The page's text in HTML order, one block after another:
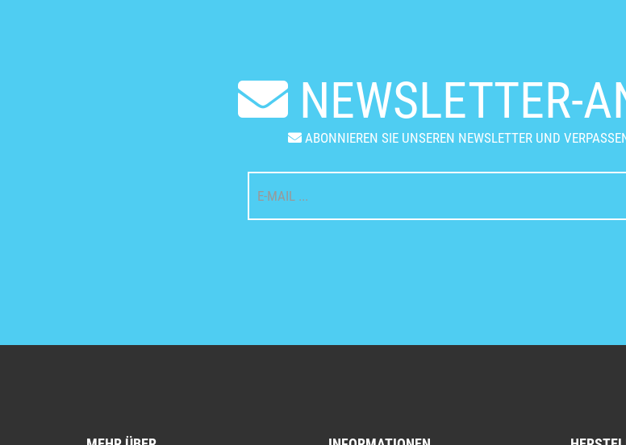
NEWSLETTER-
ABONNIEREN SIE UNSEREN NEWSLETTER UND